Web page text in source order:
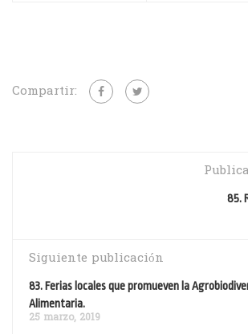
Compartir:
85.
Siguiente publicación
83. Ferias locales que promueven la
Alimentaria.
25 marzo, 2019